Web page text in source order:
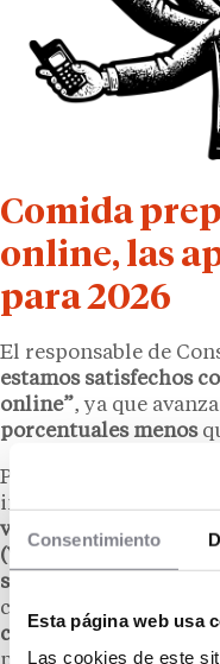
Consentimiento
Esta página web usa
Las cookies de este
Comida
online, las
para 2026
El responsable de
estamos satisfechos
online”, ya que
porcentuales menos
Para revertir esta
impulso de una
venta online,
(Valencia)
septiembre del
con esta
cuantitativo”